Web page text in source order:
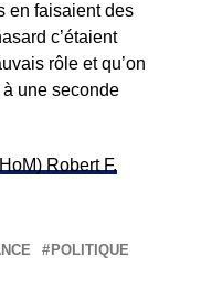
en faisaient des
c’étaient
rôle et qu’on
une seconde
Robert F.
POLITIQUE